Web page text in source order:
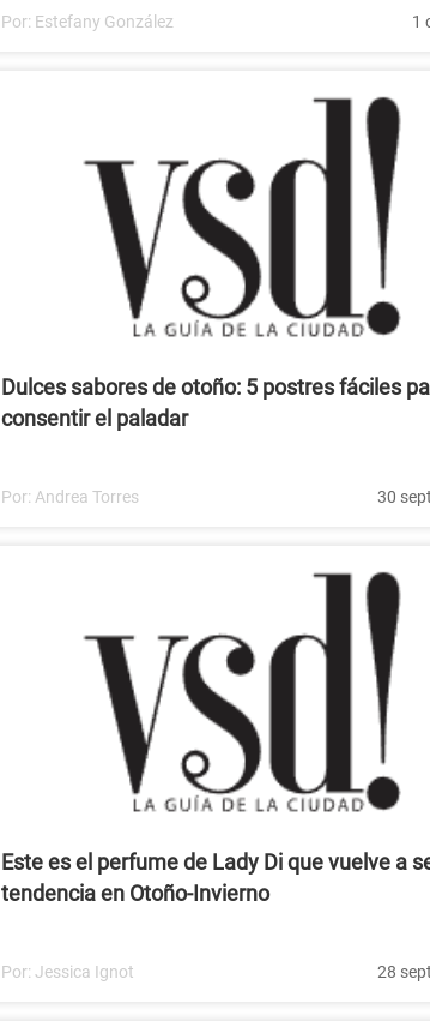
Por: Estefany González 1
Dulces sabores de otoño: 5 postres fáciles
consentir el paladar
Por: Andrea Torres 30
Este es el perfume de Lady Di que vuelve a
tendencia en Otoño-Invierno
Por: Jessica Ignot 28